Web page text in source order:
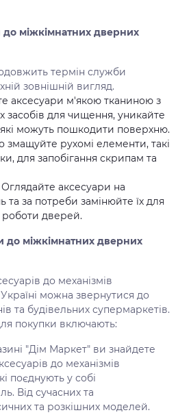
міжкімнатних дверних
термін служби
зовнішній вигляд.
аксесуари м'якою тканиною з
засобів для чищення, уникайте
які можуть пошкодити поверхню.
змащуйте рухомі елементи, такі
для запобігання скрипам та
Оглядайте аксесуари на
та за потреби замінюйте їх для
роботи дверей.
до міжкімнатних дверних
до механізмів
можна звернутися до
та будівельних супермаркетів.
покупки включають:
"Дім Маркет" ви знайдете
до механізмів
поєднують у собі
Від сучасних та
та розкішних моделей.